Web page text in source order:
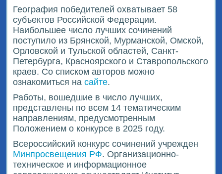
География победителей охватывает 58
субъектов Российской Федерации.
Наибольшее число лучших сочинений
поступило из Брянской, Мурманской, Омской,
Орловской и Тульской областей, Санкт-
Петербурга, Красноярского и Ставропольского
краев. Со списком авторов можно
ознакомиться насайте.
Работы, вошедшие в число лучших,
представлены по всем 14 тематическим
направлениям, предусмотренным
Положением о конкурсе в 2025 году.
Всероссийский конкурс сочинений учрежден
Минпросвещения РФ. Организационно-
техническое и информационное